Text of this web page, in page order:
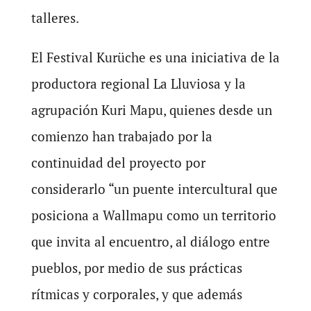
talleres.
El Festival Kurüche es una iniciativa de la
productora regional La Lluviosa y la
agrupación Kuri Mapu, quienes desde un
comienzo han trabajado por la
continuidad del proyecto por
considerarlo “un puente intercultural que
posiciona a Wallmapu como un territorio
que invita al encuentro, al diálogo entre
pueblos, por medio de sus prácticas
rítmicas y corporales, y que además